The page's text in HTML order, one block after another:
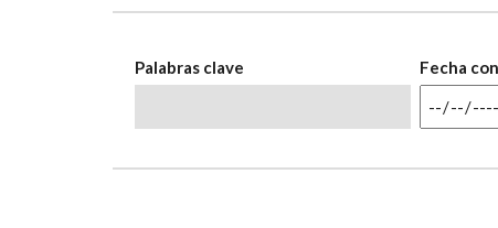
Palabras clave Fecha